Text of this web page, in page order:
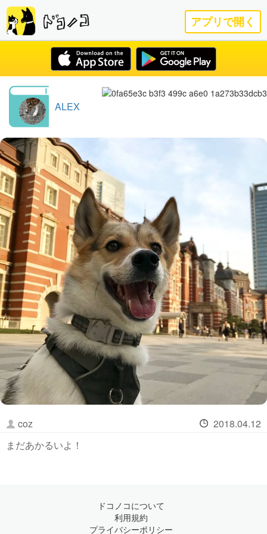
アプリで開く
ALEX
coz
2018.04.12
まだあかるいよ！
ドコノコについて
利用規約
プライバシーポリシー